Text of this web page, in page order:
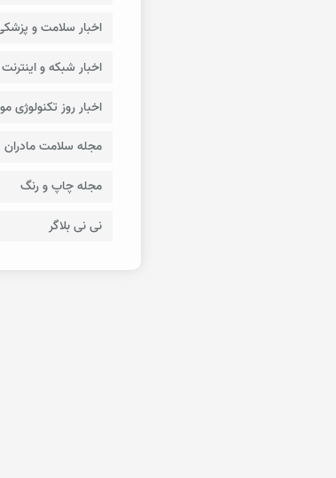
اخبار سلامت و
اخبار شبکه و اینترنت
اخبار روز تکنولوژی
مجله سلامت مادران
مجله چاپ و رنگ
نی نی بلاگر